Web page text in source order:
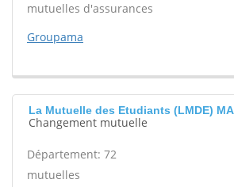
mutuelles d'assurances
Groupama
La Mutuelle des Etudiants (LMDE)
Changement mutuelle
Département: 72
mutuelles